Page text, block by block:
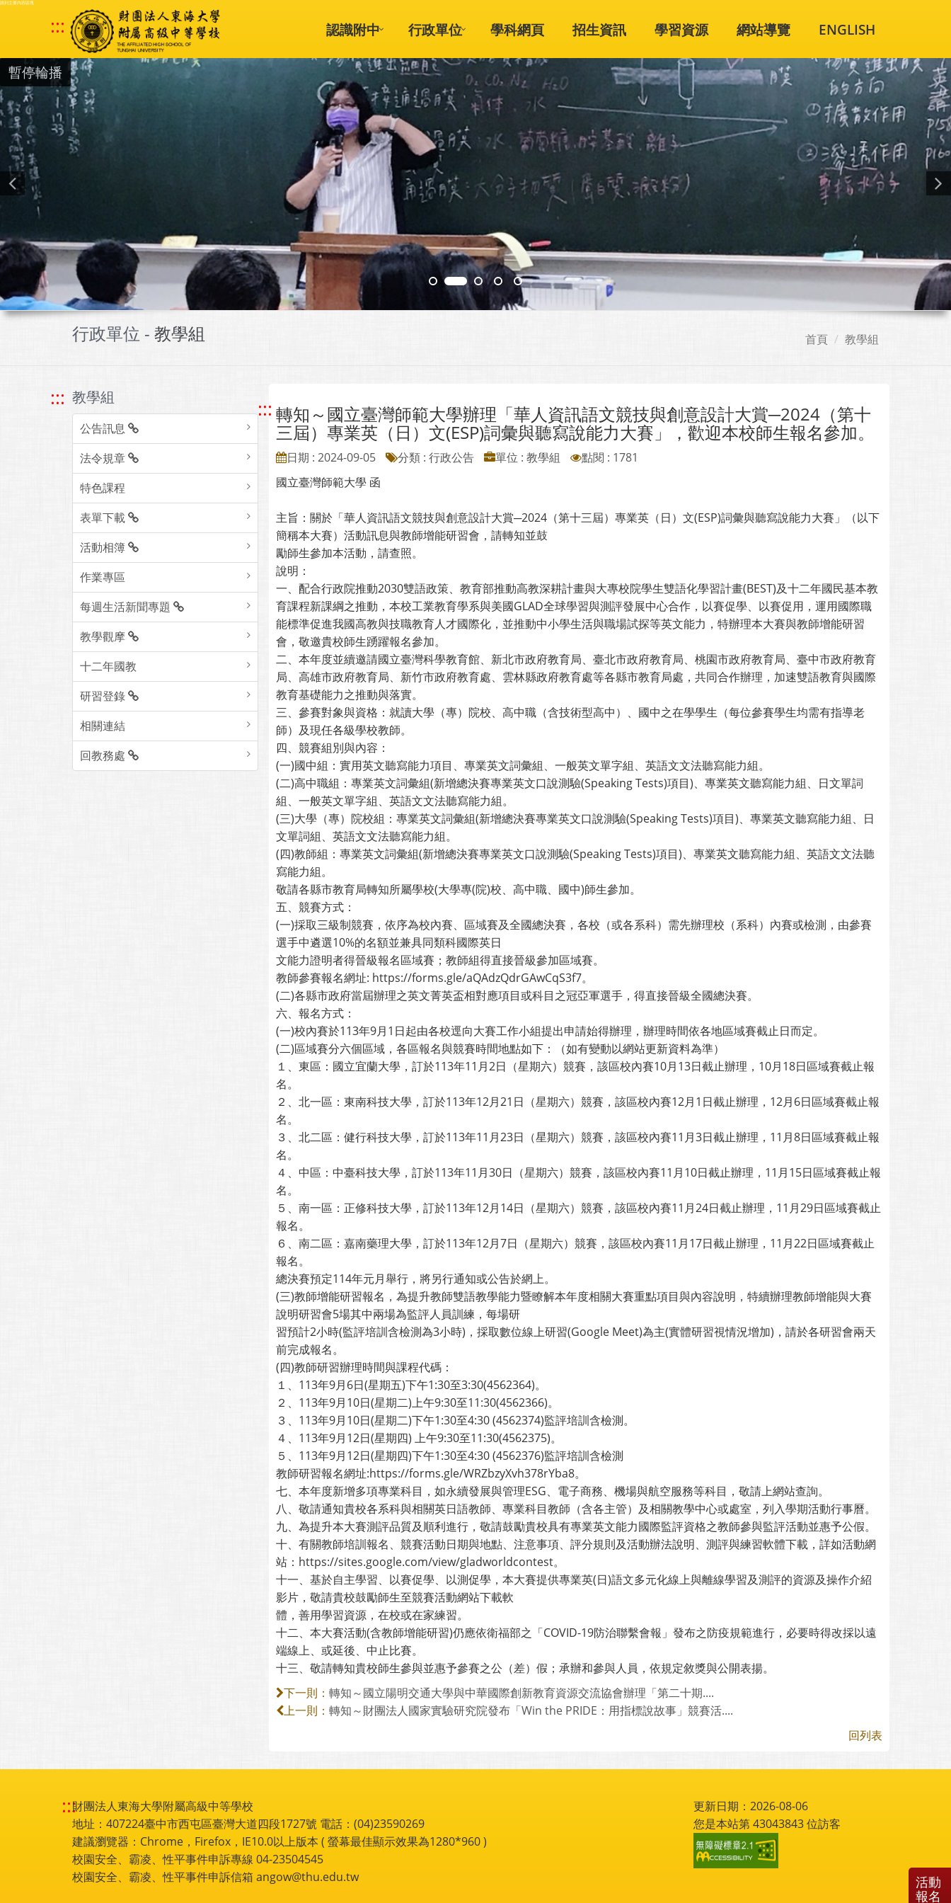
跳到主要內容區塊
::: 認識附中 行政單位 學科網頁 招生資訊 學習資源 網站導覽 ENGLISH
暫停輪播
行政單位 - 教學組 首頁 教學組
::: 教學組
公告訊息
法令規章
特色課程
表單下載
活動相簿
作業專區
每週生活新聞專題
教學觀摩
十二年國教
研習登錄
相關連結
回教務處
::: 轉知～國立臺灣師範大學辦理「華人資訊語文競技與創意設計大賞─2024（第十
三屆）專業英（日）文(ESP)詞彙與聽寫說能力大賽」，歡迎本校師生報名參加。
日期 : 2024-09-05 分類 : 行政公告 單位 : 教學組
點閱 : 1781
國立臺灣師範大學 函
主旨：關於「華人資訊語文競技與創意設計大賞─2024（第十三屆）專業英（日）文(ESP)詞彙與聽寫說能力大賽」（以下
簡稱本大賽）活動訊息與教師增能研習會，請轉知並鼓
勵師生參加本活動，請查照。
說明：
一、配合行政院推動2030雙語政策、教育部推動高教深耕計畫與大專校院學生雙語化學習計畫(BEST)及十二年國民基本教
育課程新課綱之推動，本校工業教育學系與美國GLAD全球學習與測評發展中心合作，以賽促學、以賽促用，運用國際職
能標準促進我國高教與技職教育人才國際化，並推動中小學生活與職場試探等英文能力，特辦理本大賽與教師增能研習
會，敬邀貴校師生踴躍報名參加。
二、本年度並續邀請國立臺灣科學教育館、新北市政府教育局、臺北市政府教育局、桃園市政府教育局、臺中市政府教育
局、高雄市政府教育局、新竹市政府教育處、雲林縣政府教育處等各縣市教育局處，共同合作辦理，加速雙語教育與國際
教育基礎能力之推動與落實。
三、參賽對象與資格：就讀大學（專）院校、高中職（含技術型高中）、國中之在學學生（每位參賽學生均需有指導老
師）及現任各級學校教師。
四、競賽組別與內容：
(一)國中組：實用英文聽寫能力項目、專業英文詞彙組、一般英文單字組、英語文文法聽寫能力組。
(二)高中職組：專業英文詞彙組(新增總決賽專業英文口說測驗(Speaking Tests)項目)、專業英文聽寫能力組、日文單詞
組、一般英文單字組、英語文文法聽寫能力組。
(三)大學（專）院校組：專業英文詞彙組(新增總決賽專業英文口說測驗(Speaking Tests)項目)、專業英文聽寫能力組、日
文單詞組、英語文文法聽寫能力組。
(四)教師組：專業英文詞彙組(新增總決賽專業英文口說測驗(Speaking Tests)項目)、專業英文聽寫能力組、英語文文法聽
寫能力組。
敬請各縣市教育局轉知所屬學校(大學專(院)校、高中職、國中)師生參加。
五、競賽方式：
(一)採取三級制競賽，依序為校內賽、區域賽及全國總決賽，各校（或各系科）需先辦理校（系科）內賽或檢測，由參賽
選手中遴選10%的名額並兼具同類科國際英日
文能力證明者得晉級報名區域賽；教師組得直接晉級參加區域賽。
教師參賽報名網址: https://forms.gle/aQAdzQdrGAwCqS3f7。
(二)各縣市政府當屆辦理之英文菁英盃相對應項目或科目之冠亞軍選手，得直接晉級全國總決賽。
六、報名方式：
(一)校內賽於113年9月1日起由各校逕向大賽工作小組提出申請始得辦理，辦理時間依各地區域賽截止日而定。
(二)區域賽分六個區域，各區報名與競賽時間地點如下：（如有變動以網站更新資料為準）
１、東區：國立宜蘭大學，訂於113年11月2日（星期六）競賽，該區校內賽10月13日截止辦理，10月18日區域賽截止報
名。
２、北一區：東南科技大學，訂於113年12月21日（星期六）競賽，該區校內賽12月1日截止辦理，12月6日區域賽截止報
名。
３、北二區：健行科技大學，訂於113年11月23日（星期六）競賽，該區校內賽11月3日截止辦理，11月8日區域賽截止報
名。
４、中區：中臺科技大學，訂於113年11月30日（星期六）競賽，該區校內賽11月10日截止辦理，11月15日區域賽截止報
名。
５、南一區：正修科技大學，訂於113年12月14日（星期六）競賽，該區校內賽11月24日截止辦理，11月29日區域賽截止
報名。
６、南二區：嘉南藥理大學，訂於113年12月7日（星期六）競賽，該區校內賽11月17日截止辦理，11月22日區域賽截止
報名。
總決賽預定114年元月舉行，將另行通知或公告於網上。
(三)教師增能研習報名，為提升教師雙語教學能力暨瞭解本年度相關大賽重點項目與內容說明，特續辦理教師增能與大賽
說明研習會5場其中兩場為監評人員訓練，每場研
習預計2小時(監評培訓含檢測為3小時)，採取數位線上研習(Google Meet)為主(實體研習視情況增加)，請於各研習會兩天
前完成報名。
(四)教師研習辦理時間與課程代碼：
１、113年9月6日(星期五)下午1:30至3:30(4562364)。
２、113年9月10日(星期二)上午9:30至11:30(4562366)。
３、113年9月10日(星期二)下午1:30至4:30 (4562374)監評培訓含檢測。
４、113年9月12日(星期四) 上午9:30至11:30(4562375)。
５、113年9月12日(星期四)下午1:30至4:30 (4562376)監評培訓含檢測
教師研習報名網址:https://forms.gle/WRZbzyXvh378rYba8。
七、本年度新增多項專業科目，如永續發展與管理ESG、電子商務、機場與航空服務等科目，敬請上網站查詢。
八、敬請通知貴校各系科與相關英日語教師、專業科目教師（含各主管）及相關教學中心或處室，列入學期活動行事曆。
九、為提升本大賽測評品質及順利進行，敬請鼓勵貴校具有專業英文能力國際監評資格之教師參與監評活動並惠予公假。
十、有關教師培訓報名、競賽活動日期與地點、注意事項、評分規則及活動辦法說明、測評與練習軟體下載，詳如活動網
站：https://sites.google.com/view/gladworldcontest。
十一、基於自主學習、以賽促學、以測促學，本大賽提供專業英(日)語文多元化線上與離線學習及測評的資源及操作介紹
影片，敬請貴校鼓勵師生至競賽活動網站下載軟
體，善用學習資源，在校或在家練習。
十二、本大賽活動(含教師增能研習)仍應依衛福部之「COVID-19防治聯繫會報」發布之防疫規範進行，必要時得改採以遠
端線上、或延後、中止比賽。
十三、敬請轉知貴校師生參與並惠予參賽之公（差）假；承辦和參與人員，依規定敘獎與公開表揚。
下一則： 轉知～國立陽明交通大學與中華國際創新教育資源交流協會辦理「第二十期....
上一則： 轉知～財團法人國家實驗研究院發布「Win the PRIDE：用指標說故事」競賽活....
回列表
:::財團法人東海大學附屬高級中等學校
地址：407224臺中市西屯區臺灣大道四段1727號 電話：(04)23590269
建議瀏覽器：Chrome，Firefox，IE10.0以上版本 ( 螢幕最佳顯示效果為1280*960 )
校園安全、霸凌、性平事件申訴專線 04-23504545
校園安全、霸凌、性平事件申訴信箱 angow@thu.edu.tw
更新日期：2026-08-06
您是本站第43043843位訪客
活動
報名